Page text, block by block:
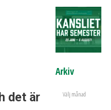
det är
Arkiv